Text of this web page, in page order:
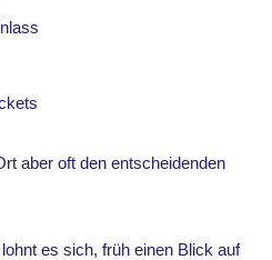
aber oft den entscheidenden
es sich, früh einen Blick auf